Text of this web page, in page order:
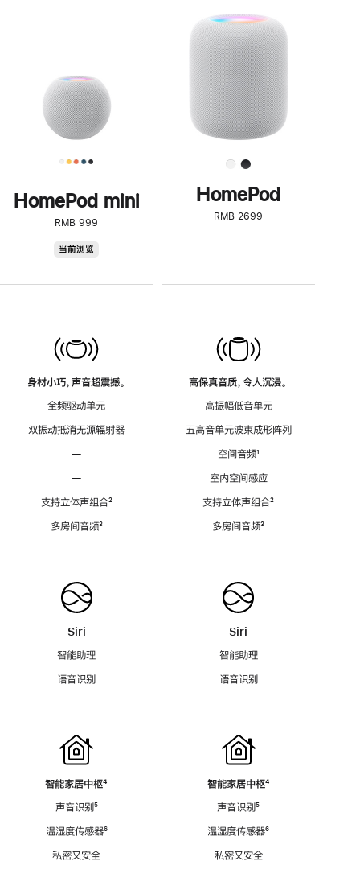
HomePod mini
RMB 999
当前浏览
身材小巧，声音超震撼。
全频驱动单元
双振动抵消无源辐射器
—
—
支持立体声组合脚
²
多房间音频脚
³
Siri
智能助理
语音识别
智能家居中枢脚
⁴
声音识别脚
⁵
温湿度传感器脚
⁶
私密又安全
步
了
解
HomePod<
HomePod
RMB 2699
高保真音质，令人沉浸。
高振幅低音单元
五高音单元波束成形阵列
空间音频脚
¹
室内空间感应
支持立体声组合脚
²
多房间音频脚
³
Siri
智能助理
语音识别
智能家居中枢脚
⁴
声音识别脚
⁵
温湿度传感器脚
⁶
私密又安全